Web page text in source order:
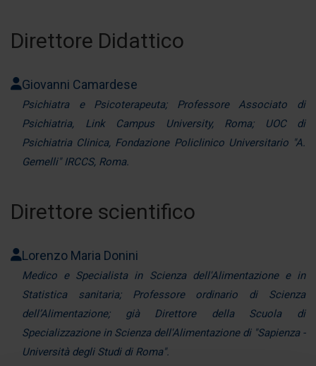
Direttore Didattico
Giovanni Camardese
Psichiatra e Psicoterapeuta; Professore Associato di
Psichiatria, Link Campus University, Roma; UOC di
Psichiatria Clinica, Fondazione Policlinico Universitario "A.
Gemelli" IRCCS, Roma.
Direttore scientifico
Lorenzo Maria Donini
Medico e Specialista in Scienza dell'Alimentazione e in
Statistica sanitaria; Professore ordinario di Scienza
dell’Alimentazione; già Direttore della Scuola di
Specializzazione in Scienza dell'Alimentazione di "Sapienza -
Università degli Studi di Roma".